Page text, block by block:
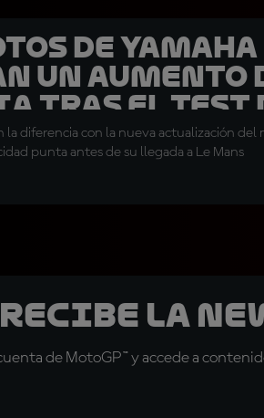
de Yamaha
un aumento
tras el Test
la diferencia con la nueva actualización del
punta antes de su llegada a Le Mans
la
de MotoGP™ y accede a